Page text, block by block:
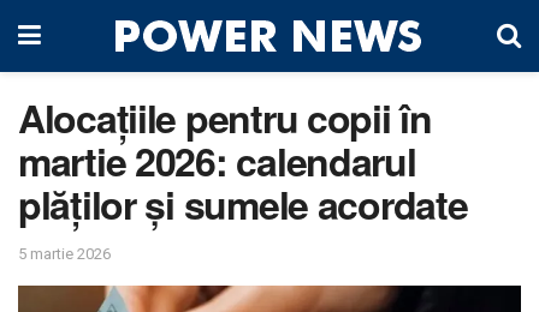
Alocațiile pentru copii în
martie 2026: calendarul
plăților și sumele acordate
5 martie 2026